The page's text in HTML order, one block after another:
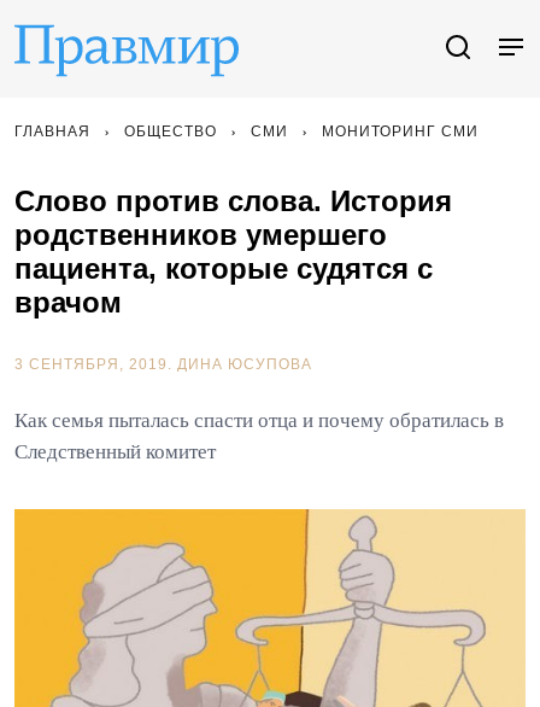
ГЛАВНАЯ ОБЩЕСТВО СМИ МОНИТОРИНГ СМИ
Слово против слова. История
родственников умершего
пациента, которые судятся с
врачом
3 СЕНТЯБРЯ, 2019. ДИНА ЮСУПОВА
Как семья пыталась спасти отца и почему обратилась в
Следственный комитет